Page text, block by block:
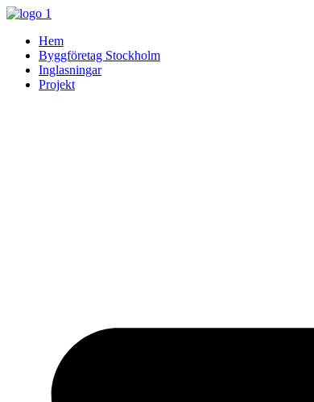
Skip
contentHem
Byggföretag Stockholm
Inglasningar
Projekt